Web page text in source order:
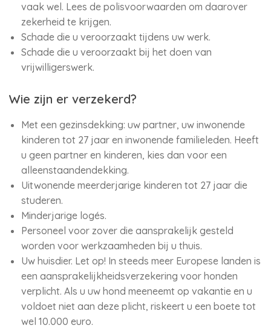
vaak wel. Lees de polisvoorwaarden om daarover
zekerheid te krijgen.
Schade die u veroorzaakt tijdens uw werk.
Schade die u veroorzaakt bij het doen van
vrijwilligerswerk.
Wie zijn er verzekerd?
Met een gezinsdekking: uw partner, uw inwonende
kinderen tot 27 jaar en inwonende familieleden. Heeft
u geen partner en kinderen, kies dan voor een
alleenstaandendekking.
Uitwonende meerderjarige kinderen tot 27 jaar die
studeren.
Minderjarige logés.
Personeel voor zover die aansprakelijk gesteld
worden voor werkzaamheden bij u thuis.
Uw huisdier. Let op! In steeds meer Europese landen is
een aansprakelijkheidsverzekering voor honden
verplicht. Als u uw hond meeneemt op vakantie en u
voldoet niet aan deze plicht, riskeert u een boete tot
wel 10.000 euro.